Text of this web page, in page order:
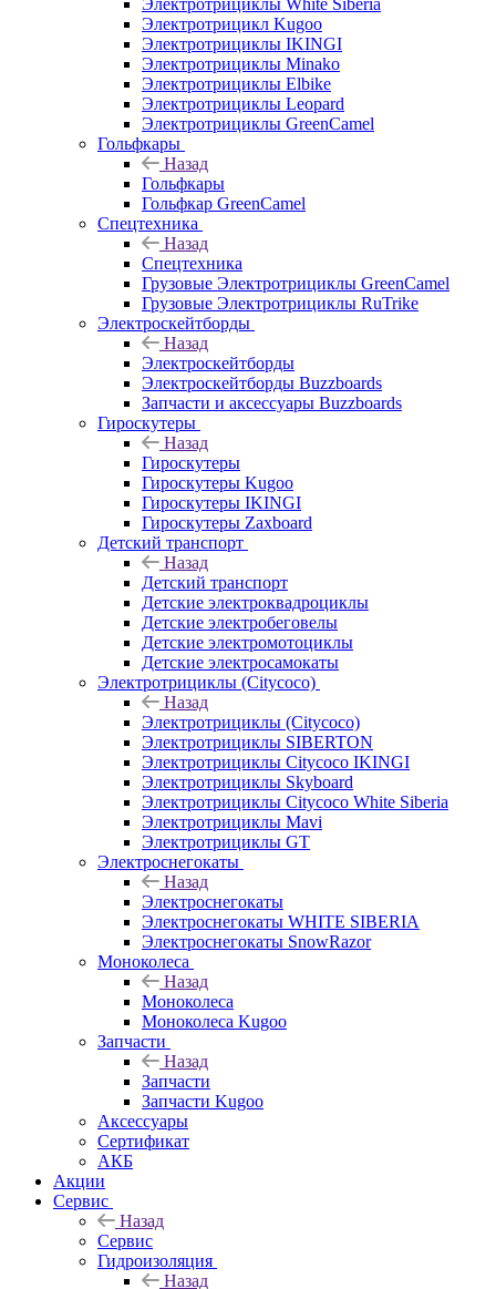
Электротрициклы White Siberia
Электротрицикл Kugoo
Электротрициклы IKINGI
Электротрициклы Minako
Электротрициклы Elbike
Электротрициклы Leopard
Электротрициклы GreenCamel
Гольфкары
Назад
Гольфкары
Гольфкар GreenCamel
Спецтехника
Назад
Спецтехника
Грузовые Электротрициклы GreenCamel
Грузовые Электротрициклы RuTrike
Электроскейтборды
Назад
Электроскейтборды
Электроскейтборды Buzzboards
Запчасти и аксессуары Buzzboards
Гироскутеры
Назад
Гироскутеры
Гироскутеры Kugoo
Гироскутеры IKINGI
Гироскутеры Zaxboard
Детский транспорт
Назад
Детский транспорт
Детские электроквадроциклы
Детские электробеговелы
Детские электромотоциклы
Детские электросамокаты
Электротрициклы (Citycoco)
Назад
Электротрициклы (Citycoco)
Электротрициклы SIBERTON
Электротрициклы Citycoco IKINGI
Электротрициклы Skyboard
Электротрициклы Citycoco White Siberia
Электротрициклы Mavi
Электротрициклы GT
Электроснегокаты
Назад
Электроснегокаты
Электроснегокаты WHITE SIBERIA
Электроснегокаты SnowRazor
Моноколеса
Назад
Моноколеса
Моноколеса Kugoo
Запчасти
Назад
Запчасти
Запчасти Kugoo
Аксессуары
Сертификат
АКБ
Акции
Сервис
Назад
Сервис
Гидроизоляция
Назад